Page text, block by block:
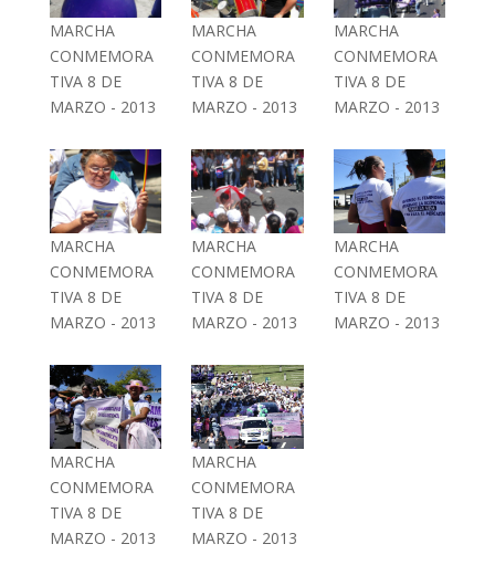
MARCHA
CONMEMORA
TIVA 8 DE
MARZO - 2013
MARCHA
CONMEMORA
TIVA 8 DE
MARZO - 2013
MARCHA
CONMEMORA
TIVA 8 DE
MARZO - 2013
MARCHA
CONMEMORA
TIVA 8 DE
MARZO - 2013
MARCHA
CONMEMORA
TIVA 8 DE
MARZO - 2013
MARCHA
CONMEMORA
TIVA 8 DE
MARZO - 2013
MARCHA
CONMEMORA
TIVA 8 DE
MARZO - 2013
MARCHA
CONMEMORA
TIVA 8 DE
MARZO - 2013